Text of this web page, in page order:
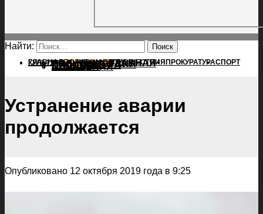
Найти:
ГЛАВНАЯПОЛИТИКАПРОИСШЕСТВИЯ ПРОКУРАТУРАСПОРТ
КУЛЬТУРАПОСЕЛЕНИЯГЛАВНАЯ
ПОЛИТИКА
ПРОИСШЕСТВИЯ
ПРОКУРАТУРА
СПОРТ
КУЛЬТУРА
ПОСЕЛЕНИЯ
Устранение аварии
продолжается
Опубликовано 12 октября 2019 года в 9:25